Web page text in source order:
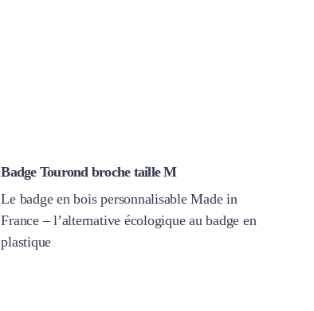
Badge Tourond broche taille M
Le badge en bois personnalisable Made in
France – l’alternative écologique au badge en
plastique